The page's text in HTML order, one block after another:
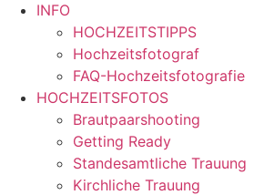
INFO
HOCHZEITSTIPPS
Hochzeitsfotograf
FAQ-Hochzeitsfotografie
HOCHZEITSFOTOS
Brautpaarshooting
Getting Ready
Standesamtliche Trauung
Kirchliche Trauung